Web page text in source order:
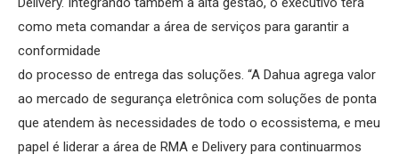
como meta comandar a área de serviços para garantir a
conformidade
do processo de entrega das soluções. “A Dahua agrega valor
ao mercado de segurança eletrônica com soluções de ponta
que atendem às necessidades de todo o ecossistema, e meu
papel é liderar a área de RMA e Delivery para continuarmos